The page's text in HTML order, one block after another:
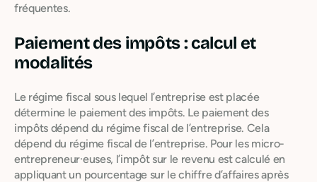
fréquentes.
Paiement des impôts : calcul et
modalités
Le régime fiscal sous lequel l’entreprise est placée
détermine le paiement des impôts. Le paiement des
impôts dépend du régime fiscal de l’entreprise. Cela
dépend du régime fiscal de l’entreprise. Pour les micro-
entrepreneur·euses, l’impôt sur le revenu est calculé en
appliquant un pourcentage sur le chiffre d’affaires après